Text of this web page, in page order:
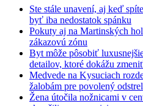
Ste stále unavení, aj keď
byť iba nedostatok spánku
Pokuty aj na Martinských
zákazovú zónu
Byt môže pôsobiť
detailov, ktoré dokážu
Medvede na Kysuciach
žalobám pre povolený odstrel
Žena útočila nožnicami v